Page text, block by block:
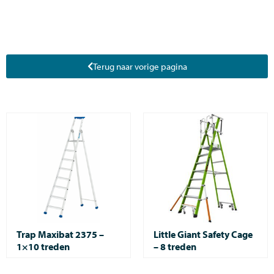
Terug naar vorige pagina
Trap Maxibat 2375 –
1×10 treden
Little Giant Safety Cage
– 8 treden